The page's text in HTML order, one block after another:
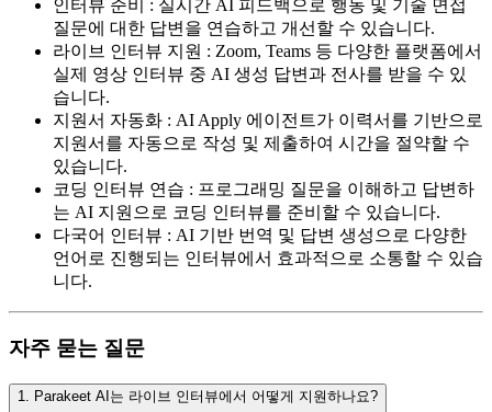
인터뷰 준비 : 실시간 AI 피드백으로 행동 및 기술 면접
질문에 대한 답변을 연습하고 개선할 수 있습니다.
라이브 인터뷰 지원 : Zoom, Teams 등 다양한 플랫폼에서
실제 영상 인터뷰 중 AI 생성 답변과 전사를 받을 수 있
습니다.
지원서 자동화 : AI Apply 에이전트가 이력서를 기반으로
지원서를 자동으로 작성 및 제출하여 시간을 절약할 수
있습니다.
코딩 인터뷰 연습 : 프로그래밍 질문을 이해하고 답변하
는 AI 지원으로 코딩 인터뷰를 준비할 수 있습니다.
다국어 인터뷰 : AI 기반 번역 및 답변 생성으로 다양한
언어로 진행되는 인터뷰에서 효과적으로 소통할 수 있습
니다.
자주 묻는 질문
1. Parakeet AI는 라이브 인터뷰에서 어떻게 지원하나요?